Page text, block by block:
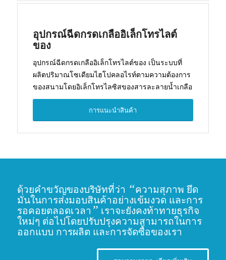
อุปกรณ์ฉีดกรดเกลืออิเล็กโทรไลต์
ของ
อุปกรณ์ฉีดกรดเกลืออิเล็กโทรไลต์ของ เป็นระบบที่
ผลิตปริมาณโซเดียมไฮโปคลอไรท์ตามความต้องการ
ของสนามโดยอิเล็กโทรไลซิสของสารละลายน้ำเกลือ
การแนะนำสินค้า
ด้วยคำขวัญของบริษัทที่ว่า “ความสุภาพ ยึด
มั่นในการส่งมอบสินค้าอย่างเข้มงวด และการ
รอคอยตลอดเวลา” เราจะยังคงท้าทายธุรกิจ
ใหม่ๆ ต่อไปโดยปรับปรุงความสามารถในการ
ออกแบบ การผลิต และการจัดซื้อของเรา